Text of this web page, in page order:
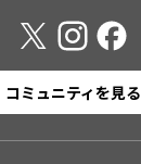
コミュニティを見る